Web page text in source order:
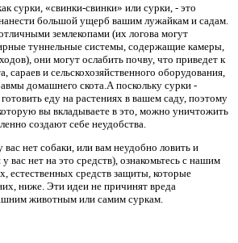
сурки, «свинки-свинки» или сурки, - это
большой ущерб вашим лужайкам и садам.
землекопами (их логова могут
туннельные системы, содержащие камеры,
они могут ослабить почву, что приведет к
и сельскохозяйственного оборудования,
домашнего скота.А поскольку сурки -
еду на растениях в вашем саду, поэтому
вы вкладываете в это, можно уничтожить
создают себе неудобства.
вас нет собаки, или вам неудобно ловить и
вас нет на это средств), ознакомьтесь с нашим
естественных средств защиты, которые
ниже. Эти идеи не причинят вреда
животным или самим суркам.